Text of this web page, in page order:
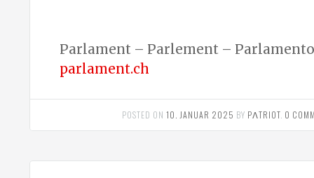
Parlament – Parlement –
parlament.ch
POSTED ON10. JANUAR 2025 BY PΛTRIOT 0